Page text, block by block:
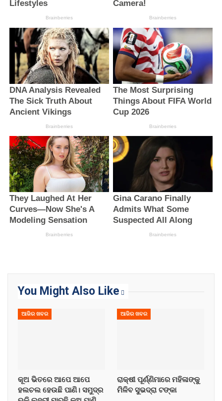
You Might Also Like
ଆଜିର ଖବର
କୂଅ ଭିତରେ ଆପେ ଆପେ
ହଲଚଲ ହେଉଛି ପାଣି। ସମୁଦ୍ର
ଆଜିର ଖବର
ରାକ୍ଷୀ ପୂର୍ଣ୍ଣିମାରେ ମହିଳାଙ୍କୁ
ମିଳିବ ସୁଭଦ୍ରା ଟଙ୍କା